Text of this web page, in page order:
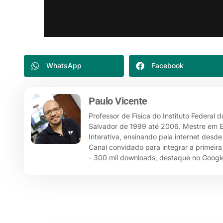
WhatsApp Facebook
Paulo Vicente
Professor de Física do Instituto Federal
Salvador de 1999 até 2006. Mestre em
Interativa, ensinando pela internet
Canal convidado para integrar a
- 300 mil downloads, destaque no